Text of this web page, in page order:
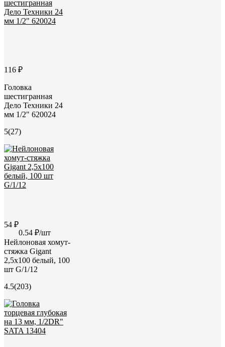
116 ₽
Головка
шестигранная
Дело Техники 24
мм 1/2" 620024
5(27)
54 ₽
0.54 ₽/шт
Нейлоновая хомут-
стяжка Gigant
2,5х100 белый, 100
шт G/1/12
4.5(203)